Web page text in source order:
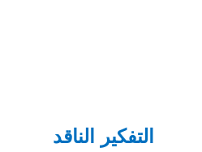
التفكير الناقد